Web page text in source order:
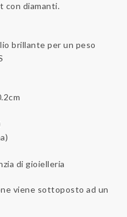
con diamanti.
brillante per un peso
di gioielleria
viene sottoposto ad un